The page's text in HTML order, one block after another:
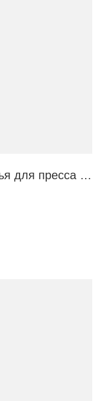
Воркаут-комплекс "Скамья для пресса в наклоне"